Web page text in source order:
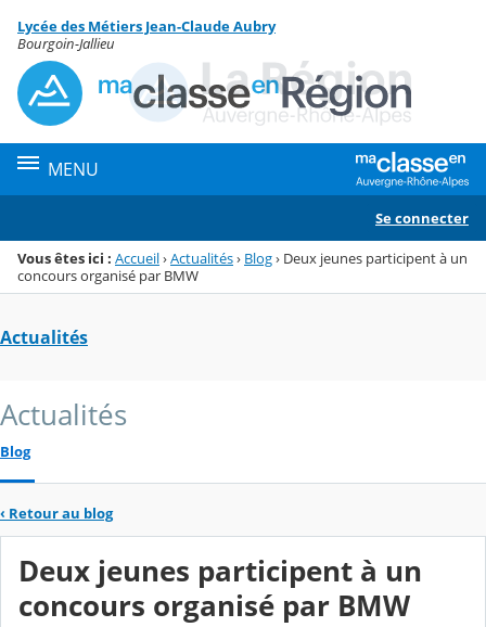
Menu de la rubrique
Contenu
Lycée des Métiers Jean-Claude Aubry
Bourgoin-Jallieu
MENU
Se connecter
Vous êtes ici : Accueil›Actualités› Blog› Deux jeunes participent à un
concours organisé par BMW
Actualités
Actualités
Blog
‹ Retour au blog
Deux jeunes participent à un
concours organisé par BMW